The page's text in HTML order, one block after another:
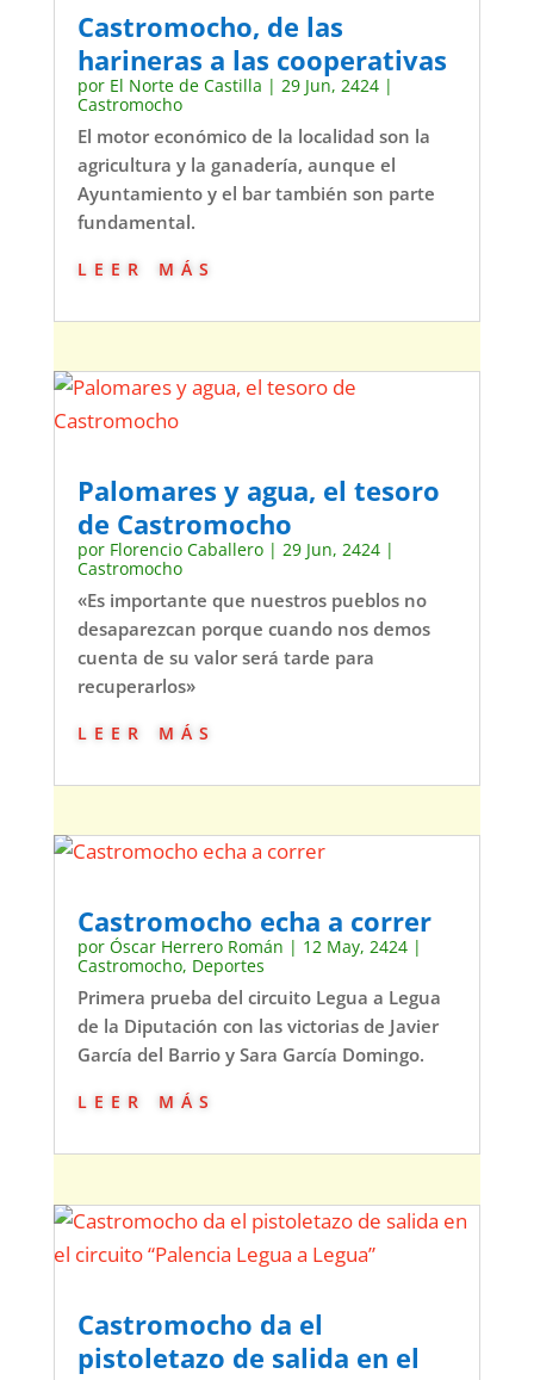
Castromocho, de las
harineras a las cooperativas
por El Norte de Castilla | 29 Jun, 2424|
Castromocho
El motor económico de la localidad son la
agricultura y la ganadería, aunque el
Ayuntamiento y el bar también son parte
fundamental.
leer más
Palomares y agua, el tesoro
de Castromocho
por Florencio Caballero| 29 Jun, 2424|
Castromocho
«Es importante que nuestros pueblos no
desaparezcan porque cuando nos demos
cuenta de su valor será tarde para
recuperarlos»
leer más
Castromocho echa a correr
por Óscar Herrero Román | 12 May, 2424|
Castromocho, Deportes
Primera prueba del circuito Legua a Legua
de la Diputación con las victorias de Javier
García del Barrio y Sara García Domingo.
leer más
Castromocho da el
pistoletazo de salida en el